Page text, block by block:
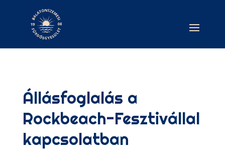
Állásfoglalás a
Rockbeach-Fesztivállal
kapcsolatban